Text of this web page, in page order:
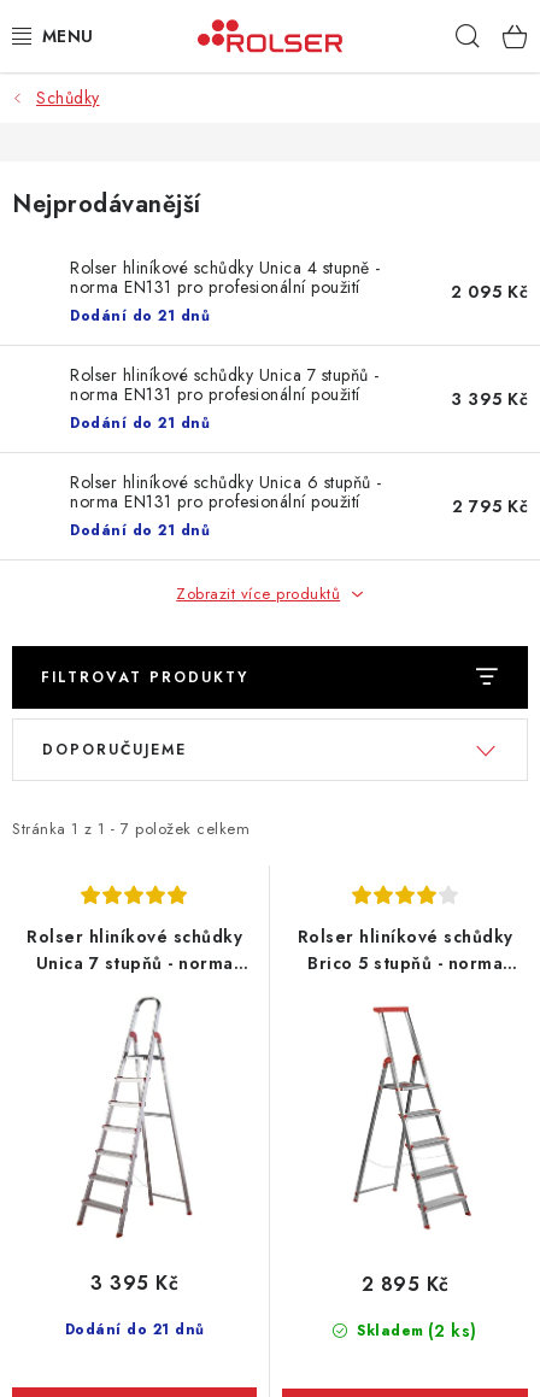
na
TAŠKY NA KOLEČKÁCH
KLASICKÉ TAŠKY
PŘÍSLUŠENSTVÍ
Kontakt Obchodní podmínky
Schůdky
Nejprodávanější
Rolser hliníkové schůdky Unica 4 stupně -
norma EN131 pro profesionální použití
Dodání do 21 dnů
2 095 Kč
Rolser hliníkové schůdky Unica 7 stupňů -
norma EN131 pro profesionální použití
Dodání do 21 dnů
3 395 Kč
Rolser hliníkové schůdky Unica 6 stupňů -
norma EN131 pro profesionální použití
Dodání do 21 dnů
2 795 Kč
Zobrazit více produktů
FILTROVAT PRODUKTY
V
i
Stránka 1 z 1 - 7 položek celkem
Ř
e
p
DOPORUČUJEME
Rolser hliníkové schůdky
Unica 7 stupňů - norma
EN131 pro profesionální
použití
Dodání do 21 dnů
3 395 Kč
Rolser hliníkové schůdky
Brico 5 stupňů - norma
použití
Skladem (2 ks)
2 895 Kč